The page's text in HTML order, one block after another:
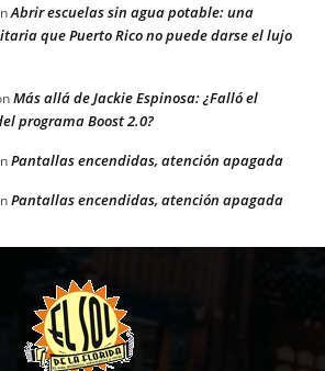
Abrir escuelas sin agua potable: una
que Puerto Rico no puede darse el lujo
Más allá de Jackie Espinosa: ¿Falló el
programa Boost 2.0?
Pantallas encendidas, atención apagada
Pantallas encendidas, atención apagada